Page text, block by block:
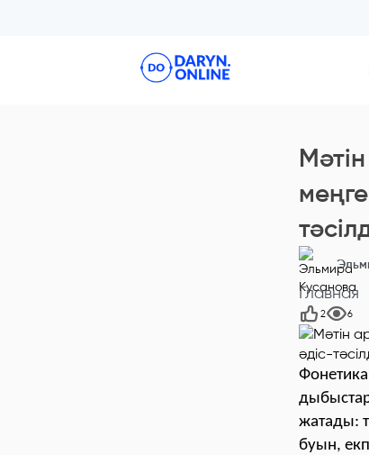
Главная
2 6
Фонетика
жатады:
буын,